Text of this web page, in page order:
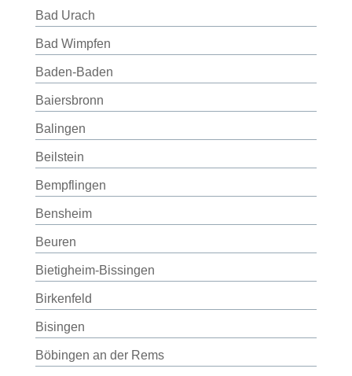
Bad Urach
Bad Wimpfen
Baden-Baden
Baiersbronn
Balingen
Beilstein
Bempflingen
Bensheim
Beuren
Bietigheim-Bissingen
Birkenfeld
Bisingen
Böbingen an der Rems